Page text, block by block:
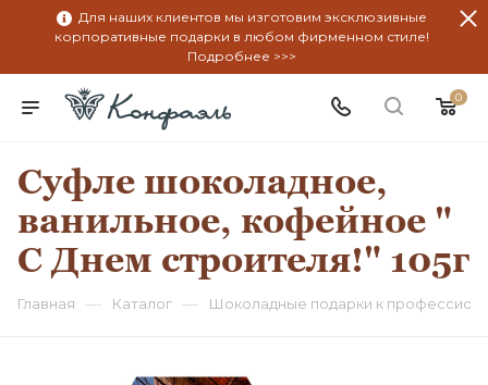
Для наших клиентов мы изготовим эксклюзивные
корпоративные подарки в любом фирменном стиле!
Подробнее >>>
0
Суфле шоколадное,
ванильное, кофейное "
С Днем строителя!" 105г
Главная — Каталог — Шоколадные подарки к